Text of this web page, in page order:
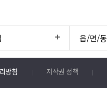
읍/면/
방침 저작권 정책